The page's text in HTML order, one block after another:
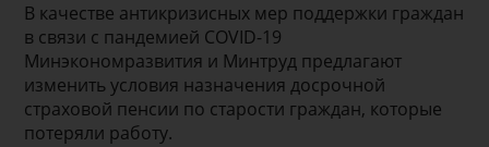
В качестве антикризисных мер поддержки граждан
в связи с пандемией COVID-19
Минэкономразвития и Минтруд предлагают
изменить условия назначения досрочной
страховой пенсии по старости граждан, которые
потеряли работу.